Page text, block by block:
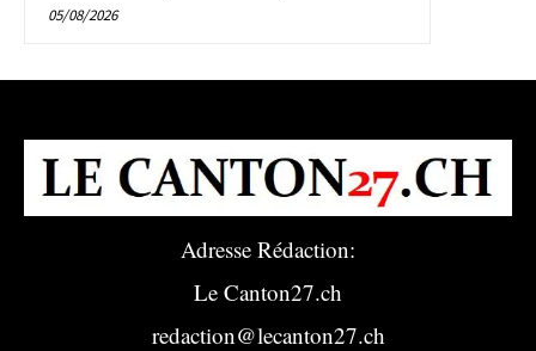
05/08/2026
Adresse Rédaction:
Le Canton27.ch
redaction@lecanton27.ch